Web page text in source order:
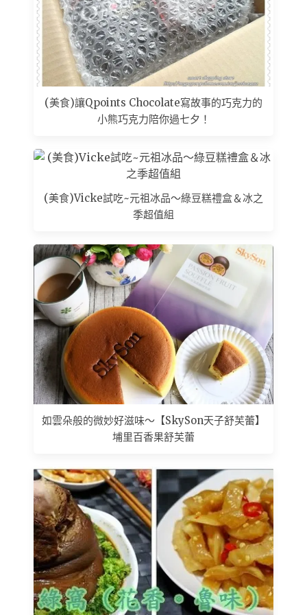
(美食)讓Qpoints Chocolate寫故事的巧克力的
小熊巧克力陪你過七夕！
(美食)Vicke試吃~元祖冰品～綠豆糕禮盒＆冰之
季超值組
如雲朵般的微妙好滋味～【SkySon天子舒芙蕾】
埔里百香果舒芙蕾